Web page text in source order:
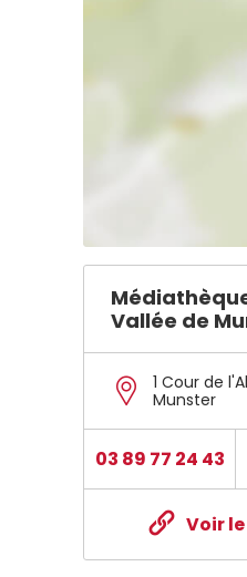
Vallée de
1 Cour de
Munster
03 89 77 24 43
Voir